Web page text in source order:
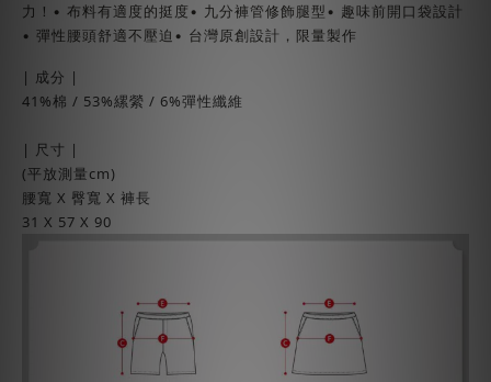
力！• 布料有適度的挺度• 九分褲管修飾腿型• 趣味前開口袋設計
• 彈性腰頭舒適不壓迫• 台灣原創設計，限量製作
| 成分 |
41%棉 / 53%縲縈 / 6%彈性纖維
| 尺寸 |
(平放測量cm)
腰寬 X 臀寬 X 褲長
31 X 57 X 90